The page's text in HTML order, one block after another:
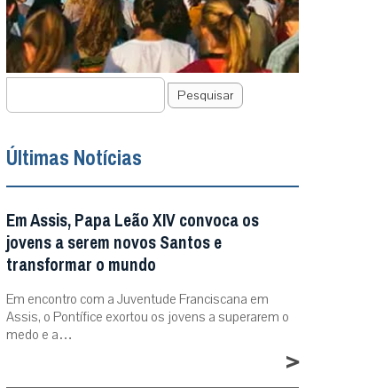
Pesquisar
Últimas Notícias
Em Assis, Papa Leão XIV convoca os
jovens a serem novos Santos e
transformar o mundo
Em encontro com a Juventude Franciscana em
Assis, o Pontífice exortou os jovens a superarem o
medo e a…
>